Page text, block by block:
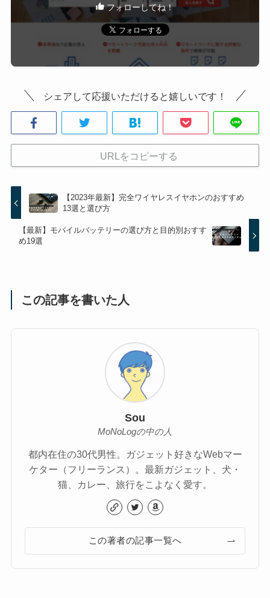
フォローしてね！
シェアして応援いただけると嬉しいです！
URLをコピーする
【2023年最新】完全ワイヤレスイヤホンのおすすめ
13選と選び方
【最新】モバイルバッテリーの選び方と目的別おすす
め19選
この記事を書いた人
Sou
MoNoLogの中の人
都内在住の30代男性。ガジェット好きなWebマー
ケター（フリーランス）。最新ガジェット、犬・
猫、カレー、旅行をこよなく愛す。
この著者の記事一覧へ